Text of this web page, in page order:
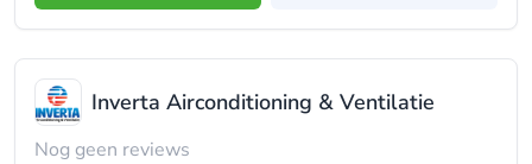
Inverta Airconditioning & Ventilatie
Nog geen reviews